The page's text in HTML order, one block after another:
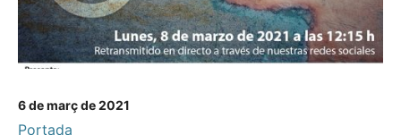
6 de març de 2021
Portada